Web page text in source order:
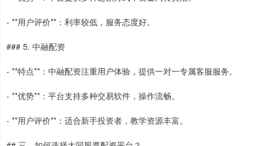
- **用户评价**：利率较低，服务态度好。
### 5. 中融配资
- **特点**：中融配资注重用户体验，提供一对一专属客服服务。
- **优势**：平台支持多种交易软件，操作流畅。
- **用户评价**：适合新手投资者，教学资源丰富。